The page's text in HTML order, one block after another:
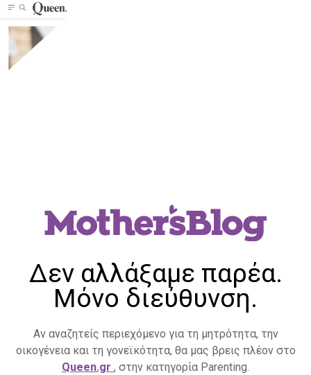
Δεν αλλάξαμε παρέα.
Μόνο διεύθυνση.
Αν αναζητείς περιεχόμενο για τη μητρότητα, την
οικογένεια και τη γονεϊκότητα, θα μας βρεις πλέον στο
Queen.gr , στην κατηγορία Parenting.